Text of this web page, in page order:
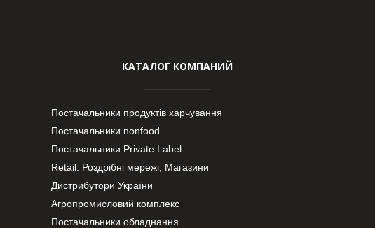
КАТАЛОГ КОМПАНИЙ
Постачальники продуктів харчування
Постачальники nonfood
Постачальники Private Label
Retail. Роздрібні мережі, Магазини
Дистрибутори України
Агропромисловий комплекс
Постачальники обладнання